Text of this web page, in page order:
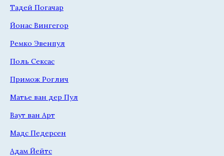
Тадей Погачар
Йонас Вингегор
Ремко Эвенпул
Поль Сексас
Примож Роглич
Матье ван дер Пул
Ваут ван Арт
Мадс Педерсен
Адам Йейтс